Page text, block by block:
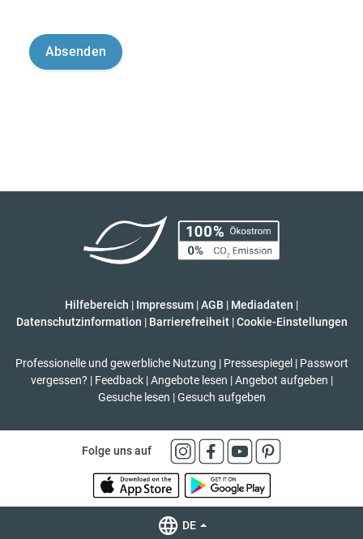
Hilfebereich | Impressum |AGB | Mediadaten |
Datenschutzinformation | Barrierefreiheit | Cookie-Einstellungen
Professionelle und gewerbliche Nutzung | Pressespiegel | Passwort
vergessen? | Feedback | Angebote lesen | Angebot aufgeben |
Gesuche lesen | Gesuch aufgeben
Folge uns auf
DE